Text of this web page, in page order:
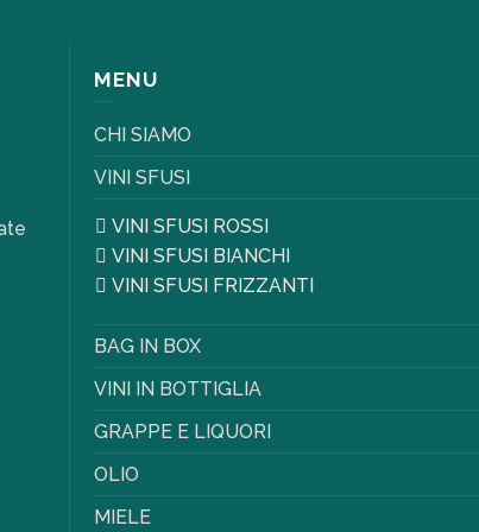
MENU
CHI SIAMO
VINI SFUSI
VINI SFUSI ROSSI
VINI SFUSI BIANCHI
VINI SFUSI FRIZZANTI
BAG IN BOX
VINI IN BOTTIGLIA
GRAPPE E LIQUORI
OLIO
MIELE